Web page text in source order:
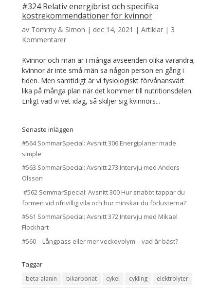
#324 Relativ energibrist och specifika
kostrekommendationer för kvinnor
av Tommy & Simon | dec 14, 2021 | Artiklar| 3
Kommentarer
Kvinnor och män är i många avseenden olika varandra,
kvinnor är inte små män sa någon person en gång i
tiden. Men samtidigt är vi fysiologiskt förvånansvärt
lika på många plan när det kommer till nutritionsdelen.
Enligt vad vi vet idag, så skiljer sig kvinnors...
Senaste inläggen
#564 SommarSpecial: Avsnitt 306 Energiplaner made
simple
#563 SommarSpecial: Avsnitt 273 Intervju med Anders
Olsson
#562 SommarSpecial: Avsnitt 300 Hur snabbt tappar du
formen vid ofrivillig vila och hur minskar du förlusterna?
#561 SommarSpecial: Avsnitt 372 Intervju med Mikael
Flockhart
#560 – Långpass eller mer veckovolym – vad är bäst?
Taggar
beta-alanin bikarbonat cykel cykling
elektrolyter